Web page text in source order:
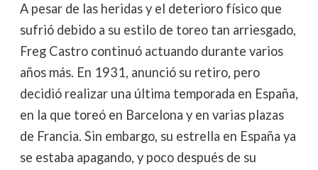
A pesar de las heridas y el deterioro físico que
sufrió debido a su estilo de toreo tan arriesgado,
Freg Castro continuó actuando durante varios
años más. En 1931, anunció su retiro, pero
decidió realizar una última temporada en España,
en la que toreó en Barcelona y en varias plazas
de Francia. Sin embargo, su estrella en España ya
se estaba apagando, y poco después de su